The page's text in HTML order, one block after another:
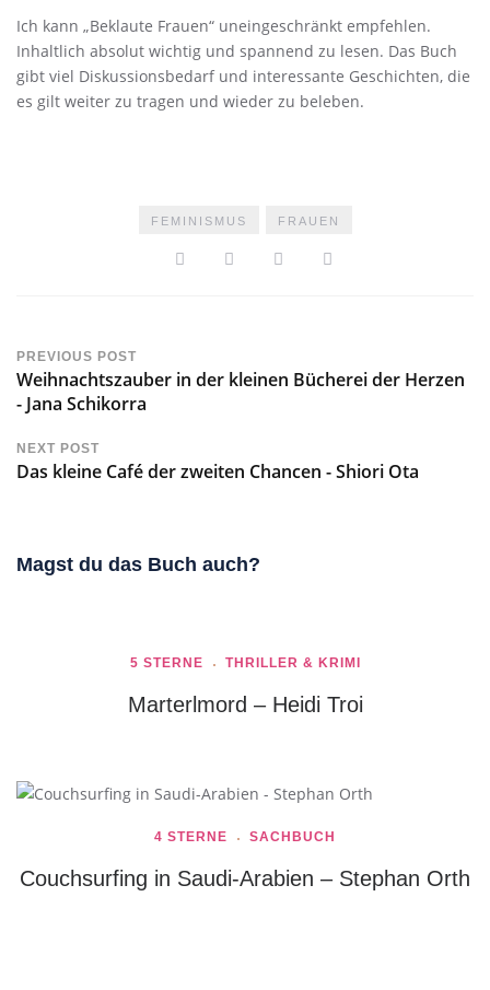
Ich kann „Beklaute Frauen“ uneingeschränkt empfehlen.
Inhaltlich absolut wichtig und spannend zu lesen. Das Buch
gibt viel Diskussionsbedarf und interessante Geschichten, die
es gilt weiter zu tragen und wieder zu beleben.
FEMINISMUS FRAUEN
PREVIOUS POST
Weihnachtszauber in der kleinen Bücherei der Herzen
- Jana Schikorra
NEXT POST
Das kleine Café der zweiten Chancen - Shiori Ota
Magst du das Buch auch?
5 STERNE THRILLER & KRIMI
Marterlmord – Heidi Troi
4 STERNE SACHBUCH
Couchsurfing in Saudi-Arabien – Stephan Orth